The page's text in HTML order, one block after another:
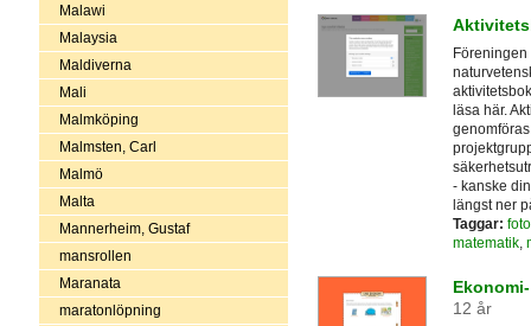
Malawi
Malaysia
Maldiverna
Mali
Malmköping
Malmsten, Carl
Malmö
Malta
Mannerheim, Gustaf
mansrollen
Maranata
maratonlöpning
läsa här.
- kanske
längst ner
Taggar:
matematik,
12 år